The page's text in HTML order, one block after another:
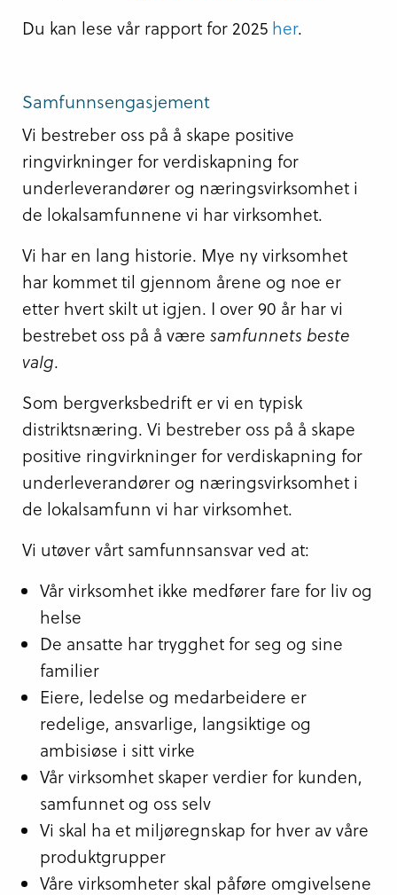
Du kan lese vår rapport for 2025 her.
Samfunnsengasjement
Vi bestreber oss på å skape positive
ringvirkninger for verdiskapning for
underleverandører og næringsvirksomhet i
de lokalsamfunnene vi har virksomhet.
Vi har en lang historie. Mye ny virksomhet
har kommet til gjennom årene og noe er
etter hvert skilt ut igjen. I over 90 år har vi
bestrebet oss på å væresamfunnets beste
valg.
Som bergverksbedrift er vi en typisk
distriktsnæring. Vi bestreber oss på å skape
positive ringvirkninger for verdiskapning for
underleverandører og næringsvirksomhet i
de lokalsamfunn vi har virksomhet.
Vi utøver vårt samfunnsansvar ved at:
Vår virksomhet ikke medfører fare for liv og
helse
De ansatte har trygghet for seg og sine
familier
Eiere, ledelse og medarbeidere er
redelige, ansvarlige, langsiktige og
ambisiøse i sitt virke
Vår virksomhet skaper verdier for kunden,
samfunnet og oss selv
Vi skal ha et miljøregnskap for hver av våre
produktgrupper
Våre virksomheter skal påføre omgivelsene